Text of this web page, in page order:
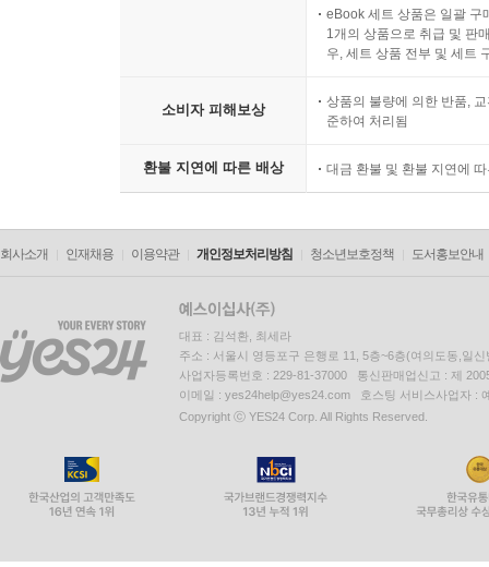
eBook 세트 상품은 일괄 구
1개의 상품으로 취급 및 판
우, 세트 상품 전부 및 세트
소비자 피해보상
상품의 불량에 의한 반품,
준하여 처리됨
환불 지연에 따른 배상 대금 환불 및 환불 지연에
회사소개 인재채용 이용약관 개인정보처리방침 청소년보호정책 도서홍보안내
대표 : 김석환, 최세라
주소 : 서울시 영등포구 은행로 11, 5층~6층(여의도동,일신
사업자등록번호 : 229-81-37000 통신판매업신고 : 제
이메일 : yes24help@yes24.com 호스팅 서비스사업자 :
Copyright ⓒ YES24 Corp. All Rights Reserved.